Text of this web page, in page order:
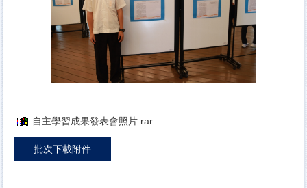
自主學習成果發表會照片.rar
批次下載附件